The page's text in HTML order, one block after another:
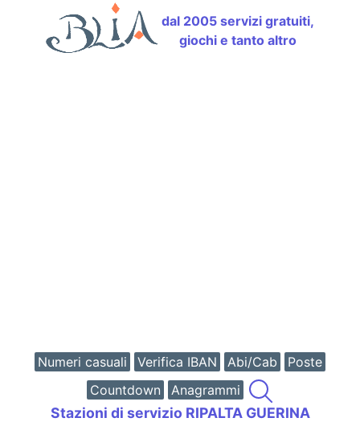
dal 2005 servizi gratuiti,
giochi e tanto altro
Numeri casuali Verifica IBAN Abi/Cab
Poste
Countdown
Anagrammi
Stazioni di servizio RIPALTA GUERINA